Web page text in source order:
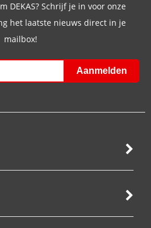
DEKAS? Schrijf je in voor onze
het laatste nieuws direct in je
mailbox!